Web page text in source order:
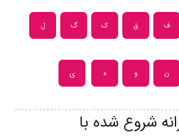
ف ق ک گ ل
ن و ه ی
شروع شده با